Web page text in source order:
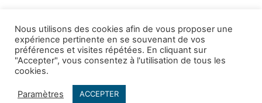
un avenir prospère
Mentions légales-Politique de confidentialité-Contact
Publications
Nous utilisons des cookies afin de vous proposer une
expérience pertinente en se souvenant de vos
préférences et visites répétées. En cliquant sur
"Accepter", vous consentez à l'utilisation de tous les
cookies.
Paramètres ACCEPTER